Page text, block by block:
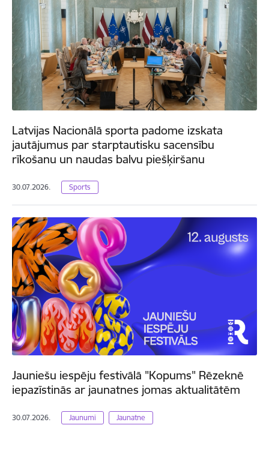
Latvijas Nacionālā sporta padome izskata
jautājumus par starptautisku sacensību
rīkošanu un naudas balvu piešķiršanu
30.07.2026. Sports
Jauniešu iespēju festivālā "Kopums" Rēzeknē
iepazīstinās ar jaunatnes jomas aktualitātēm
30.07.2026. Jaunumi Jaunatne